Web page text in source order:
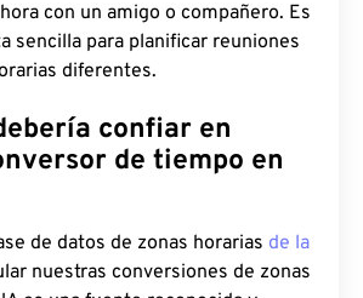
con un amigo o compañero. Es
sencilla para planificar reuniones
diferentes.
confiar en
de tiempo en
de datos de zonas horarias de la
nuestras conversiones de zonas